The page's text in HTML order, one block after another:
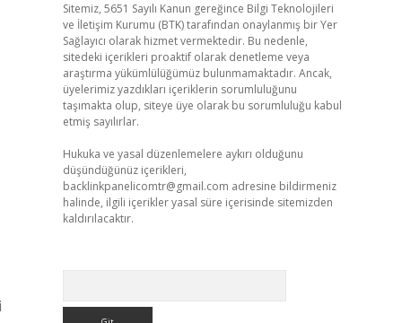
Sitemiz, 5651 Sayılı Kanun gereğince Bilgi Teknolojileri
ve İletişim Kurumu (BTK) tarafından onaylanmış bir Yer
Sağlayıcı olarak hizmet vermektedir. Bu nedenle,
sitedeki içerikleri proaktif olarak denetleme veya
araştırma yükümlülüğümüz bulunmamaktadır. Ancak,
üyelerimiz yazdıkları içeriklerin sorumluluğunu
taşımakta olup, siteye üye olarak bu sorumluluğu kabul
etmiş sayılırlar.
Hukuka ve yasal düzenlemelere aykırı olduğunu
düşündüğünüz içerikleri,
backlinkpanelicomtr@gmail.com adresine bildirmeniz
halinde, ilgili içerikler yasal süre içerisinde sitemizden
kaldırılacaktır.